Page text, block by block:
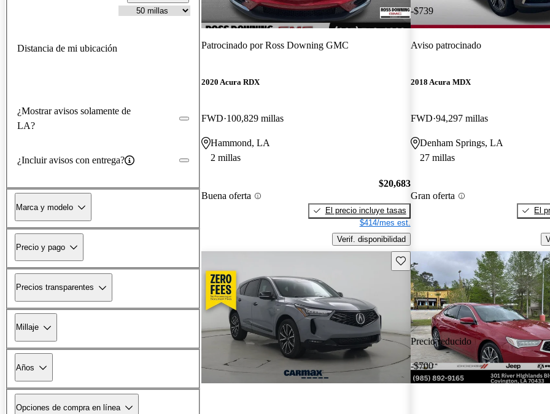
Distancia de mi ubicación
¿Mostrar avisos solamente de
LA?
¿Incluir avisos con entrega?
Marca y modelo
Precio y pago
Precios transparentes
Millaje
Años
Opciones de compra en línea
Patrocinado porRoss Downing GMC
2020 Acura RDX
FWD 100,829 millas
Hammond, LA
2 millas
Buena oferta
$20,683
El precio incluye tasas
$414/mes est.
Verif. disponibilidad
-$739
Aviso patrocinado
2018 Acura MDX
FWD 94,297 millas
Denham Springs, LA
27 millas
Gran oferta
El
Guarda este Aviso
Precio reducido
-$700